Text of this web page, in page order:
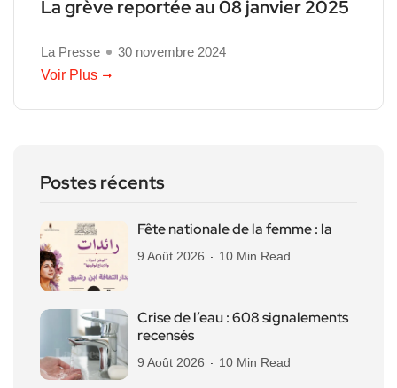
La grève reportée au 08 janvier 2025
La Presse
30 novembre 2024
Voir Plus
Postes récents
Fête nationale de la femme : la
9 Août 2026 10 Min Read
Crise de l’eau : 608 signalements
recensés
9 Août 2026 10 Min Read